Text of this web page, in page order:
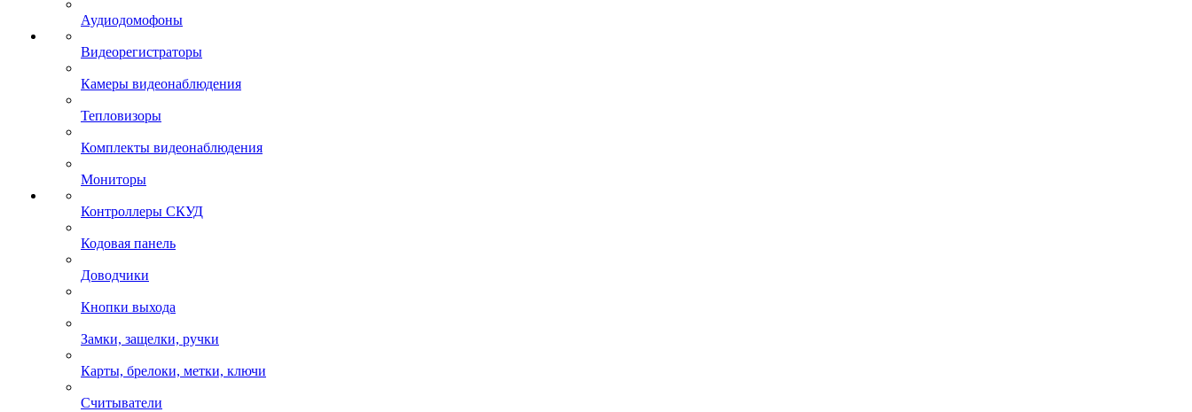
Аудиодомофоны
Видеорегистраторы
Камеры видеонаблюдения
Тепловизоры
Комплекты видеонаблюдения
Мониторы
Контроллеры СКУД
Кодовая панель
Доводчики
Кнопки выхода
Замки, защелки, ручки
Карты, брелоки, метки, ключи
Считыватели